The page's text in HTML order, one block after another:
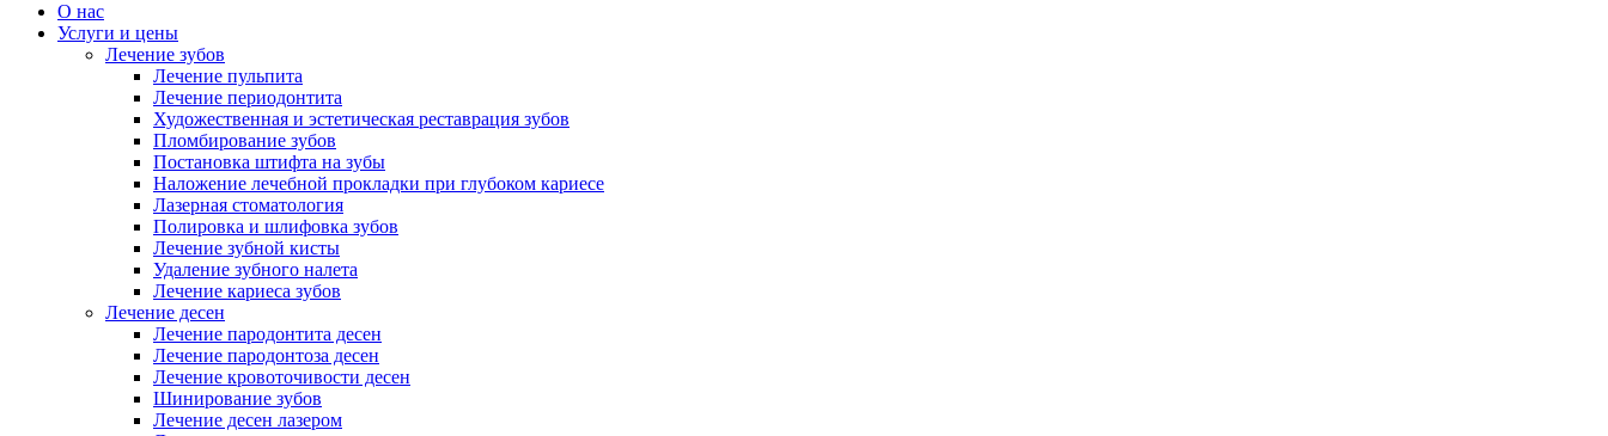
О нас
Услуги и цены
Лечение зубов
Лечение пульпита
Лечение периодонтита
Художественная и эстетическая реставрация зубов
Пломбирование зубов
Постановка штифта на зубы
Наложение лечебной прокладки при глубоком кариесе
Лазерная стоматология
Полировка и шлифовка зубов
Лечение зубной кисты
Удаление зубного налета
Лечение кариеса зубов
Лечение десен
Лечение пародонтита десен
Лечение пародонтоза десен
Лечение кровоточивости десен
Шинирование зубов
Лечение десен лазером